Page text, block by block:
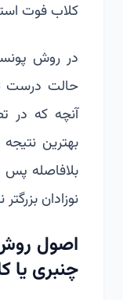
کلاب فوت
در روش
حالت درست
آنچه که در
بهترین
بلافاصله
نوزادان
اصول روش
چنبری یا